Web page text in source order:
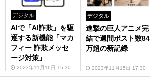
デジタル
AIで「AI詐欺」を駆
逐する新機能「マカ
フィー 詐欺メッセ
ージ対策」
2023年11月16日 15:30
デジタル
進撃の巨人アニメ完
結で週間ポスト数84
万超の新記録
2023年11月15日 17:30